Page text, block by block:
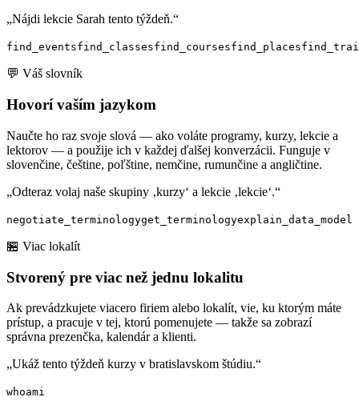
„Nájdi lekcie Sarah tento týždeň.“
find_eventsfind_classesfind_coursesfind_places
💬 Váš slovník
Hovorí vaším jazykom
Naučte ho raz svoje slová — ako voláte programy, kurzy, lekcie a
lektorov — a použije ich v každej ďalšej konverzácii. Funguje v
slovenčine, češtine, poľštine, nemčine, rumunčine a angličtine.
„Odteraz volaj naše skupiny ‚kurzy‘ a lekcie ‚lekcie‘.“
negotiate_terminologyget_terminologyexplain_data_model
🏪 Viac lokalít
Stvorený pre viac než jednu lokalitu
Ak prevádzkujete viacero firiem alebo lokalít, vie, ku ktorým máte
prístup, a pracuje v tej, ktorú pomenujete — takže sa zobrazí
správna prezenčka, kalendár a klienti.
„Ukáž tento týždeň kurzy v bratislavskom štúdiu.“
whoami